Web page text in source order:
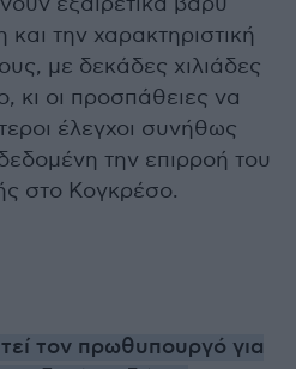
και την χαρακτηριστική
με δεκάδες χιλιάδες
κι οι προσπάθειες να
έλεγχοι συνήθως
την επιρροή του
στο Κογκρέσο.
τον πρωθυπουργό για